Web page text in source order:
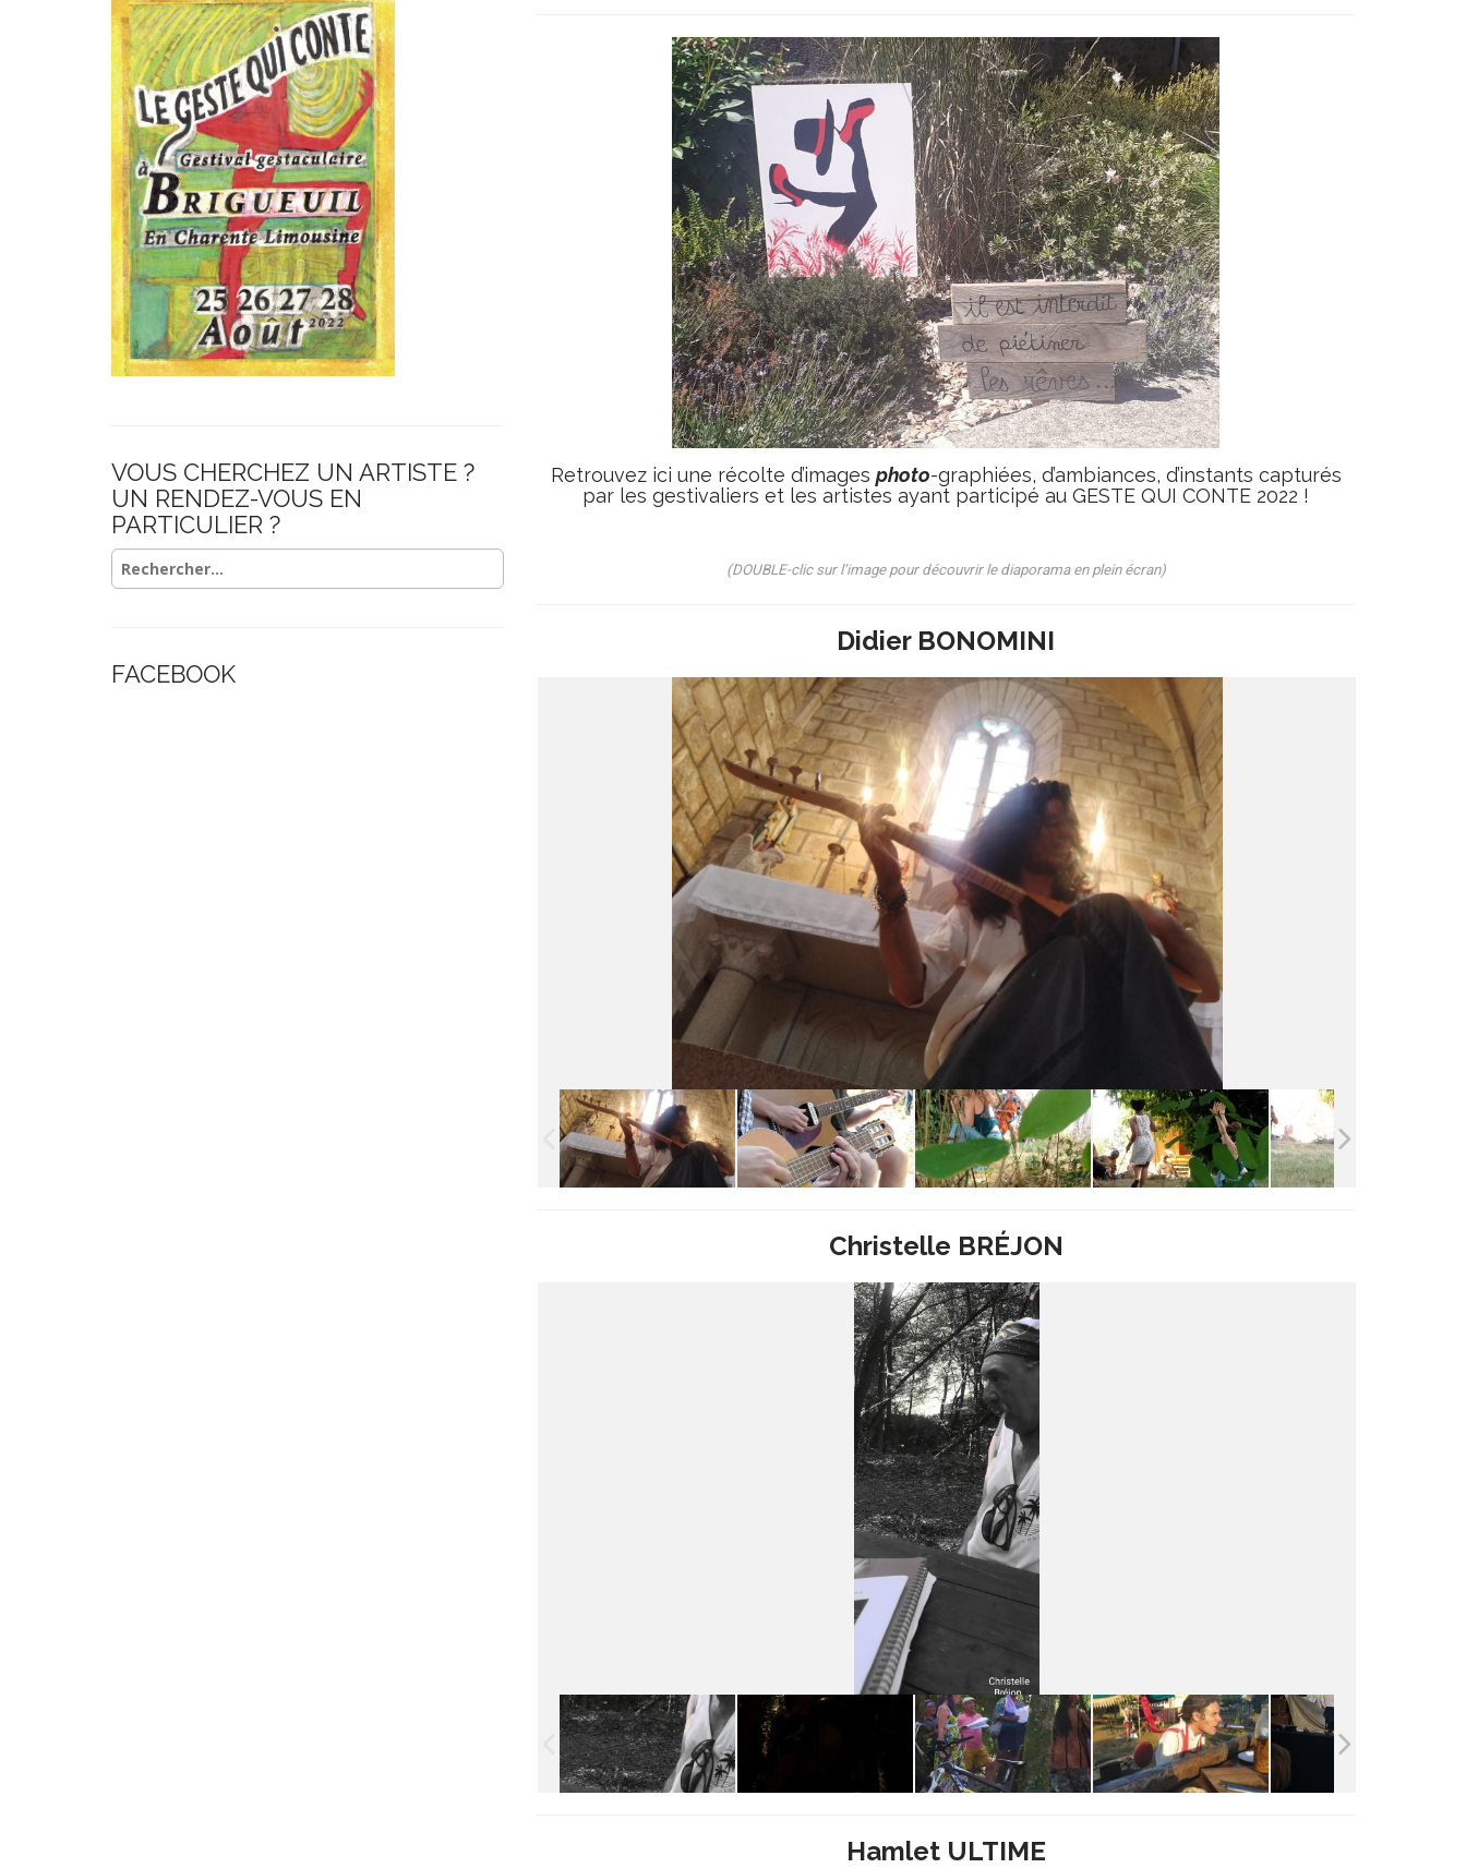
Retrouvez ici une récolte d’images photo-graphiées, d’ambiances, d’instants capturés
par les gestivaliers et les artistes ayant participé au GESTE QUI CONTE 2022 !
(DOUBLE-clic sur l’image pour découvrir le diaporama en plein écran)
Didier BONOMINI
Christelle BRÉJON
Hamlet ULTIME
VOUS CHERCHEZ UN ARTISTE ?
UN RENDEZ-VOUS EN
PARTICULIER ?
Rechercher :
FACEBOOK